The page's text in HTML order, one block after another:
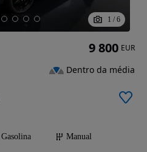
1 / 6
Gasolina
Manual
9 800 EUR
Dentro da média